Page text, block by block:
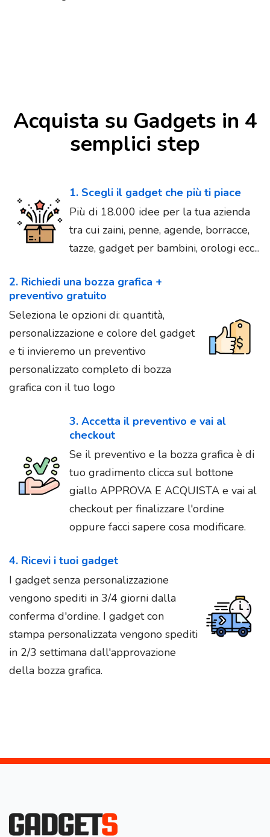
Acquista su Gadgets in 4
semplici step
1. Scegli il gadget che più ti piace
Più di 18.000 idee per la tua azienda
tra cui zaini, penne, agende, borracce,
tazze, gadget per bambini, orologi ecc...
2. Richiedi una bozza grafica +
preventivo gratuito
Seleziona le opzioni di: quantità,
personalizzazione e colore del gadget
e ti invieremo un preventivo
personalizzato completo di bozza
grafica con il tuo logo
3. Accetta il preventivo e vai al
checkout
Se il preventivo e la bozza grafica è di
tuo gradimento clicca sul bottone
giallo APPROVA E ACQUISTA e vai al
checkout per finalizzare l'ordine
oppure facci sapere cosa modificare.
4. Ricevi i tuoi gadget
I gadget senza personalizzazione
vengono spediti in 3/4 giorni dalla
conferma d'ordine. I gadget con
stampa personalizzata vengono spediti
in 2/3 settimana dall'approvazione
della bozza grafica.